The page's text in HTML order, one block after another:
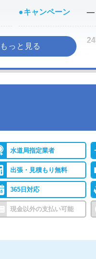
●キャンペーン ―
●出張見積もり ―
詳
由
対象に水回りトラブル
水道局指定業者
出張・見積もり無料
365日対応
現金以外の支払い可能